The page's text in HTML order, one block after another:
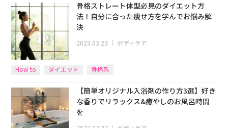
骨格ストレート体型必見のダイエット方
法！自分に合った痩せ方を学んでお悩み解
決
2023.03.23 ｜ボディケア
How to ダイエット 骨格系
【簡単オリジナル入浴剤の作り方3選】好き
な香りでリラックス&癒やしのお風呂時間
を